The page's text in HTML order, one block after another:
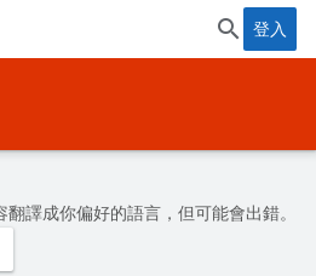
登入
譯成你偏好的語言，但可能會出錯。